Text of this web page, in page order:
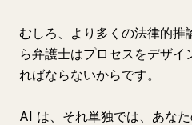
むしろ、より多くの法律的推
ら弁護士はプロセスをデザ
ればならないからです。
AI は、それ単独では、あな